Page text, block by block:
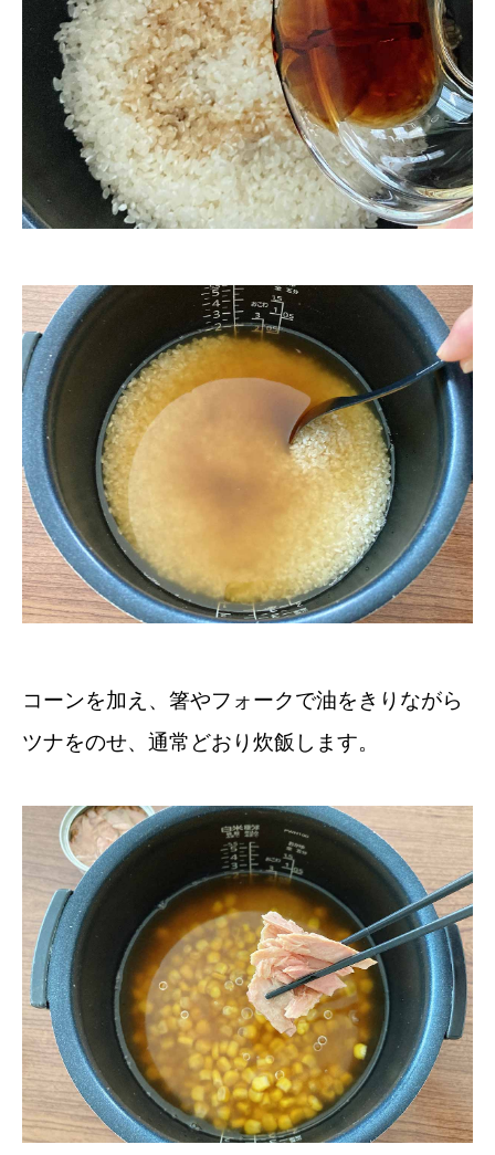
コーンを加え、箸やフォークで油をきりながら
ツナをのせ、通常どおり炊飯します。